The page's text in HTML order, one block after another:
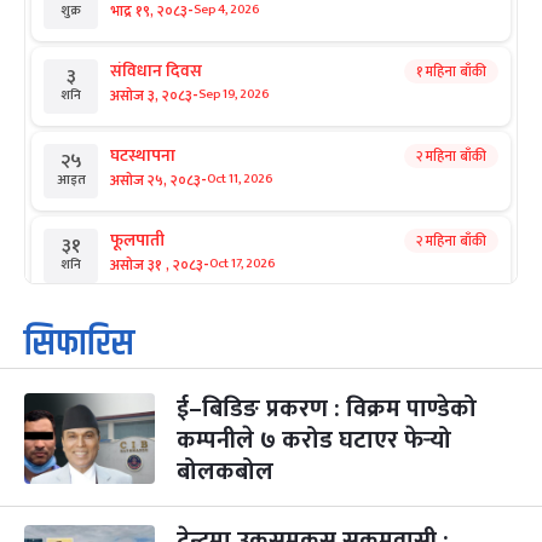
शुक्र भाद्र १९, २०८३-Sep 4, 2026
३
शनि
संविधान दिवस
असोज ३, २०८३-Sep 19, 2026
१ महिना बाँकी
२५
आइत
घटस्थापना
असोज २५, २०८३-Oct 11, 2026
२ महिना बाँकी
३१
शनि
फूलपाती
असोज ३१ , २०८३-Oct 17, 2026
२ महिना बाँकी
१
आइत
कार्तिक सङ्क्रान्ति
कार्तिक १, २०८३
३
मंगल
महानवमी
कार्तिक ३, २०८३-Oct 20, 2026
२ महिना बाँकी
४
सिफारिस
ई–बिडिङ प्रकरण : विक्रम पाण्डेको
कम्पनीले ७ करोड घटाएर फेर्‍यो
बोलकबोल